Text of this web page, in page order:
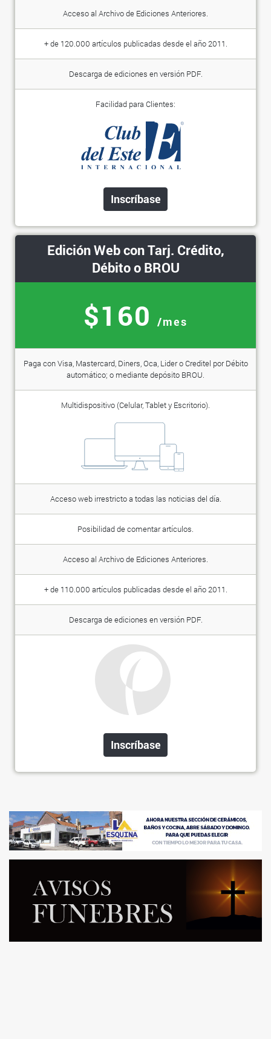
Acceso al Archivo de Ediciones Anteriores.
+ de 120.000 artículos publicadas desde el año 2011.
Descarga de ediciones en versión PDF.
Facilidad para Clientes:
Inscríbase
Edición Web con Tarj. Crédito,
Débito o BROU
$160 /mes
Paga con Visa, Mastercard, Diners, Oca, Lider o Creditel por Débito
automático; o mediante depósito BROU.
Multidispositivo (Celular, Tablet y Escritorio).
Acceso web irrestricto a todas las noticias del día.
Posibilidad de comentar artículos.
Acceso al Archivo de Ediciones Anteriores.
+ de 110.000 artículos publicadas desde el año 2011.
Descarga de ediciones en versión PDF.
Inscríbase